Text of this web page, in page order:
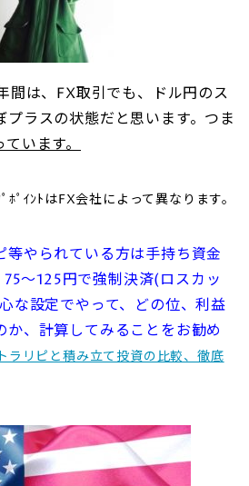
間は、FX取引でも、ドル円のス
プラスの状態だと思います。つま
います。
ﾎﾟｲﾝﾄはFX会社によって異なります。
等やられている方は手持ち資金
～125円で強制決済(ロスカッ
な設定でやって、どの位、利益
か、計算してみることをお勧め
トラリピと積み立て投資の比較、徹底